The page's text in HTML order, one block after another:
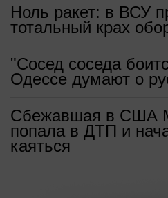
Ноль ракет: в ВСУ
тотальный крах
"Сосед соседа
Одессе думают о
Сбежавшая в США
попала в ДТП и
каяться